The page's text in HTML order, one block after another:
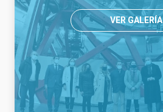
VER GALERÍA